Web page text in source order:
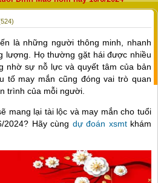
là những người thông minh, nhanh
lượng. Họ thường gặt hái được nhiều
nhờ sự nỗ lực và quyết tâm của bản
tố may mắn cũng đóng vai trò quan
trình của mỗi người.
mang lại tài lộc và may mắn cho tuổi
Hãy cùng dự đoán xsmtkhám